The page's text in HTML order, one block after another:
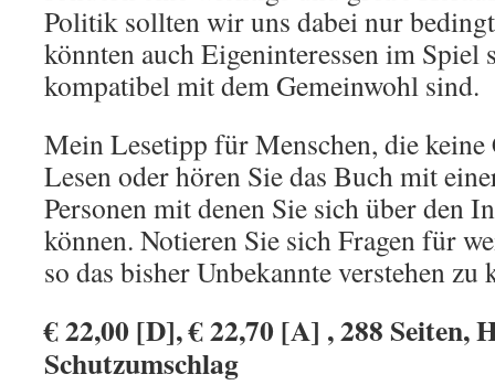
Politik sollten wir uns dabei nur
könnten auch Eigeninteressen im Spiel
kompatibel mit dem Gemeinwohl sind.
Mein Lesetipp für Menschen, die
Lesen oder hören Sie das Buch mit
Personen mit denen Sie sich über den
können. Notieren Sie sich Fragen für
so das bisher Unbekannte verstehen zu
€ 22,00 [D], € 22,70 [A] ,288 Seiten,
Schutzumschlag